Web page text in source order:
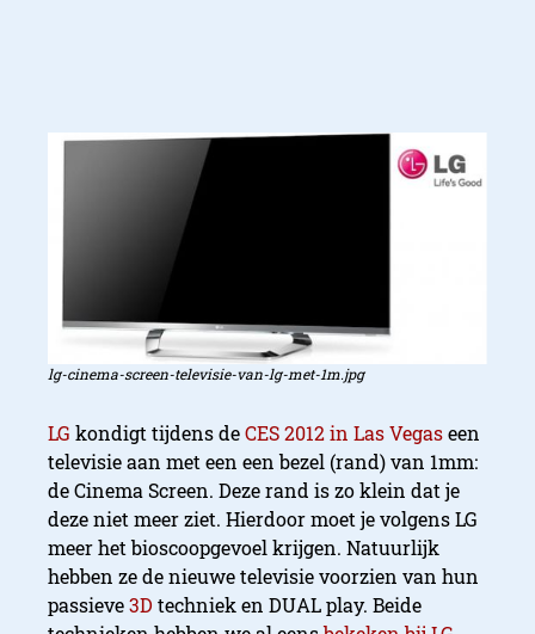
lg-cinema-screen-televisie-van-lg-met-1m.jpg
LG kondigt tijdens deCES 2012 in Las Vegaseen
televisie aan met een een bezel (rand) van 1mm:
de Cinema Screen. Deze rand is zo klein dat je
deze niet meer ziet. Hierdoor moet je volgens LG
meer het bioscoopgevoel krijgen. Natuurlijk
hebben ze de nieuwe televisie voorzien van hun
passieve3D techniek en DUAL play. Beide